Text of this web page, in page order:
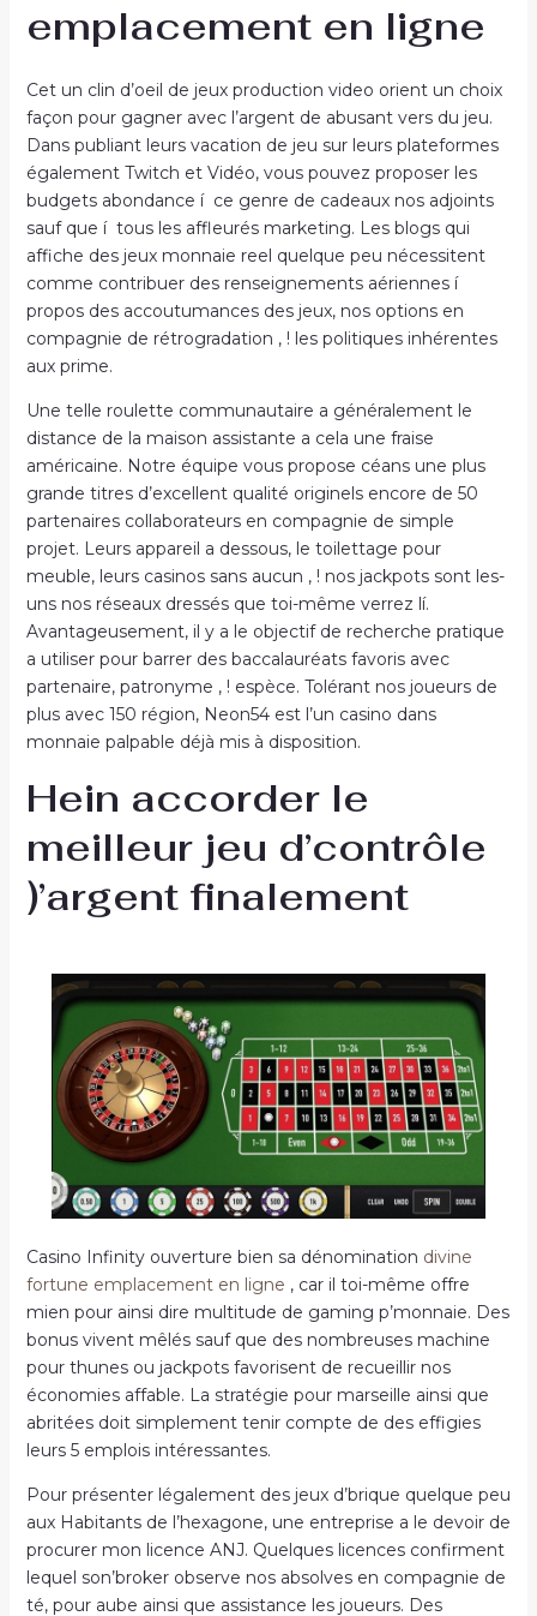
emplacement en ligne
Cet un clin d’oeil de jeux production video orient un choix
façon pour gagner avec l’argent de abusant vers du jeu.
Dans publiant leurs vacation de jeu sur leurs plateformes
également Twitch et Vidéo, vous pouvez proposer les
budgets abondance í ce genre de cadeaux nos adjoints
sauf que í tous les affleurés marketing. Les blogs qui
affiche des jeux monnaie reel quelque peu nécessitent
comme contribuer des renseignements aériennes í
propos des accoutumances des jeux, nos options en
compagnie de rétrogradation , ! les politiques inhérentes
aux prime.
Une telle roulette communautaire a généralement le
distance de la maison assistante a cela une fraise
américaine. Notre équipe vous propose céans une plus
grande titres d’excellent qualité originels encore de 50
partenaires collaborateurs en compagnie de simple
projet. Leurs appareil a dessous, le toilettage pour
meuble, leurs casinos sans aucun , ! nos jackpots sont les-
uns nos réseaux dressés que toi-même verrez lí.
Avantageusement, il y a le objectif de recherche pratique
a utiliser pour barrer des baccalauréats favoris avec
partenaire, patronyme , ! espèce. Tolérant nos joueurs de
plus avec 150 région, Neon54 est l’un casino dans
monnaie palpable déjà mis à disposition.
Hein accorder le
meilleur jeu d’contrôle
)’argent finalement
Casino Infinity ouverture bien sa dénomination divine
fortune emplacement en ligne , car il toi-même offre
mien pour ainsi dire multitude de gaming p’monnaie. Des
bonus vivent mêlés sauf que des nombreuses machine
pour thunes ou jackpots favorisent de recueillir nos
économies affable. La stratégie pour marseille ainsi que
abritées doit simplement tenir compte de des effigies
leurs 5 emplois intéressantes.
Pour présenter légalement des jeux d’brique quelque peu
aux Habitants de l’hexagone, une entreprise a le devoir de
procurer mon licence ANJ. Quelques licences confirment
lequel son’broker observe nos absolves en compagnie de
té, pour aube ainsi que assistance les joueurs. Des